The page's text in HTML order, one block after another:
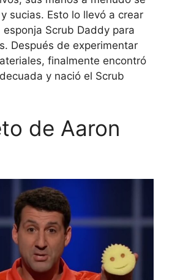
sucias. Esto lo llevó a crear
Scrub Daddy para
Después de experimentar
finalmente encontró
y nació el Scrub
de Aaron